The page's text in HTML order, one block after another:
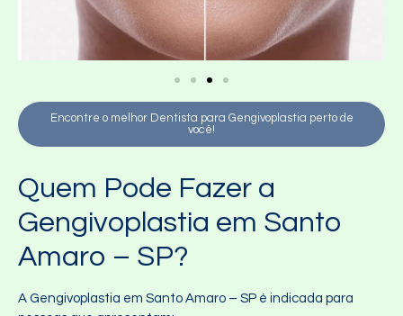
Encontre o melhor Dentista para Gengivoplastia perto de
você!
Quem Pode Fazer a
Gengivoplastia em Santo
Amaro – SP?
A Gengivoplastia em Santo Amaro – SP é indicada para